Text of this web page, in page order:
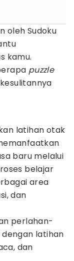
oleh Sudoku
kamu.
puzzle
latihan otak
baru melalui
belajar
area
dan
perlahan-
latihan
dan